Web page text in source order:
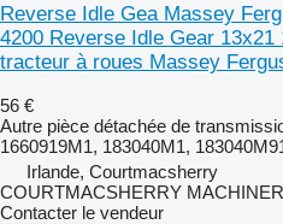
Reverse Idle Gea Massey
4200 Reverse Idle Gear 13x21
tracteur à roues Massey
56 €
Autre pièce détachée de
1660919M1, 183040M1,
Irlande, Courtmacsherry
COURTMACSHERRY
Contacter le vendeur